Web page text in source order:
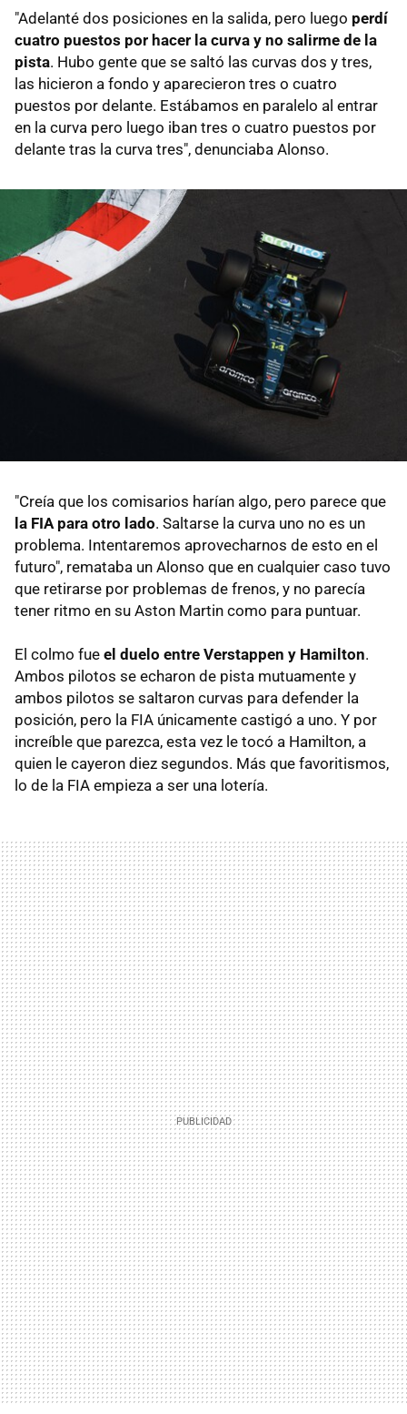
"Adelanté dos posiciones en la salida, pero luego perdí
cuatro puestos por hacer la curva y no salirme de la
pista. Hubo gente que se saltó las curvas dos y tres,
las hicieron a fondo y aparecieron tres o cuatro
puestos por delante. Estábamos en paralelo al entrar
en la curva pero luego iban tres o cuatro puestos por
delante tras la curva tres", denunciaba Alonso.
"Creía que los comisarios harían algo, pero parece que
la FIA para otro lado. Saltarse la curva uno no es un
problema. Intentaremos aprovecharnos de esto en el
futuro", remataba un Alonso que en cualquier caso tuvo
que retirarse por problemas de frenos, y no parecía
tener ritmo en su Aston Martin como para puntuar.
El colmo fue el duelo entre Verstappen y Hamilton.
Ambos pilotos se echaron de pista mutuamente y
ambos pilotos se saltaron curvas para defender la
posición, pero la FIA únicamente castigó a uno. Y por
increíble que parezca, esta vez le tocó a Hamilton, a
quien le cayeron diez segundos. Más que favoritismos,
lo de la FIA empieza a ser una lotería.